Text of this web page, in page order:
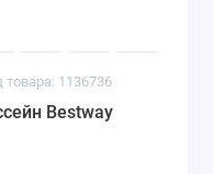
товара: 1136736
Bestway